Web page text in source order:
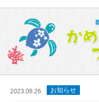
2023.08.26 お知らせ